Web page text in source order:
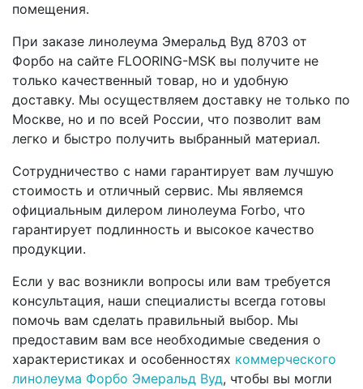
помещения.
При заказе линолеума Эмеральд Вуд 8703 от
Форбо на сайте FLOORING-MSK вы получите не
только качественный товар, но и удобную
доставку. Мы осуществляем доставку не только по
Москве, но и по всей России, что позволит вам
легко и быстро получить выбранный материал.
Сотрудничество с нами гарантирует вам лучшую
стоимость и отличный сервис. Мы являемся
официальным дилером линолеума Forbo, что
гарантирует подлинность и высокое качество
продукции.
Если у вас возникли вопросы или вам требуется
консультация, наши специалисты всегда готовы
помочь вам сделать правильный выбор. Мы
предоставим вам все необходимые сведения о
характеристиках и особенностях коммерческого
линолеума Форбо Эмеральд Вуд, чтобы вы могли